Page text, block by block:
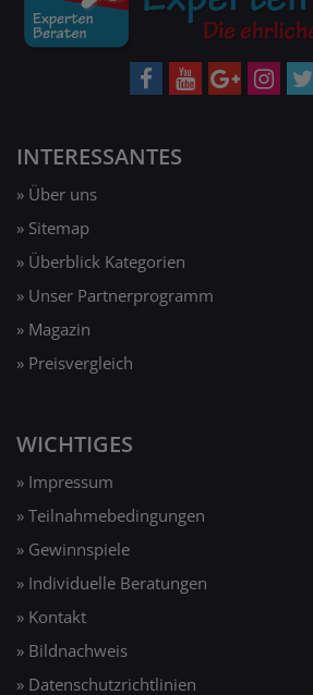
INTERESSANTES
» Über uns
» Sitemap
» Überblick Kategorien
» Unser Partnerprogramm
» Magazin
» Preisvergleich
WICHTIGES
» Impressum
» Teilnahmebedingungen
» Gewinnspiele
» Individuelle Beratungen
» Kontakt
» Bildnachweis
» Datenschutzrichtlinien